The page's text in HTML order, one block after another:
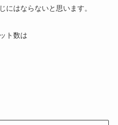
にはならないと思います。
ト数は